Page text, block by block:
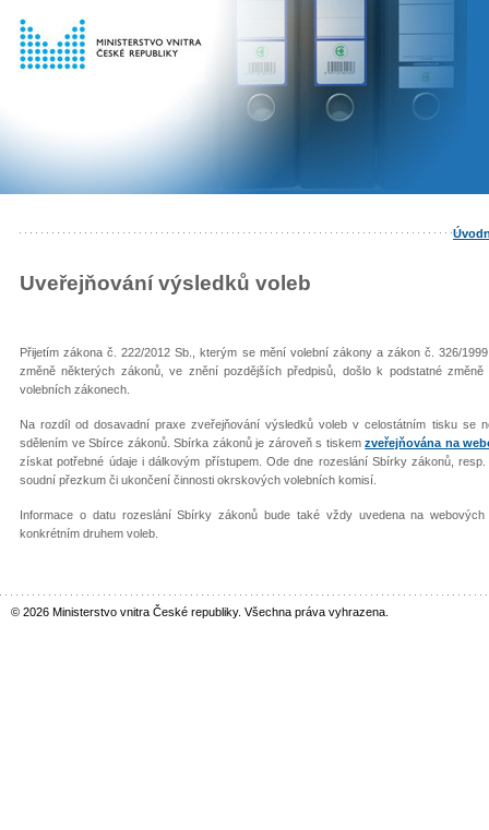
Uveřejňování výsledků voleb
Přijetím zákona č. 222/2012 Sb., kterým se mění volební zákony a zákon č. 326/
změně některých zákonů, ve znění pozdějších předpisů, došlo k podstatné
volebních zákonech.
Na rozdíl od dosavadní praxe zveřejňování výsledků voleb v celostátním tisku se
sdělením ve Sbírce zákonů. Sbírka zákonů je zároveň s tiskemzveřejňována na
získat potřebné údaje i dálkovým přístupem. Ode dne rozeslání Sbírky zákonů,
soudní přezkum či ukončení činnosti okrskových volebních komisí.
Informace o datu rozeslání Sbírky zákonů bude také vždy uvedena na
konkrétním druhem voleb.
© 2026 Ministerstvo vnitra České republiky. Všechna práva vyhrazena.